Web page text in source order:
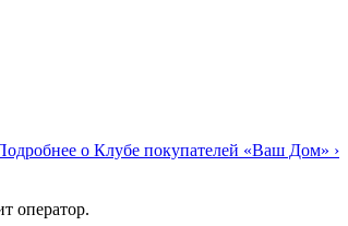
о Клубе покупателей «Ваш Дом» ›
оператор.